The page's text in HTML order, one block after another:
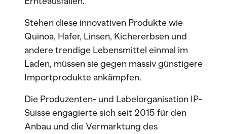
Stehen diese innovativen Produkte wie
Quinoa, Hafer, Linsen, Kichererbsen und
andere trendige Lebensmittel einmal im
Laden, müssen sie gegen massiv günstigere
Importprodukte ankämpfen.
Die Produzenten- und Labelorganisation IP-
Suisse engagierte sich seit 2015 für den
Anbau und die Vermarktung des